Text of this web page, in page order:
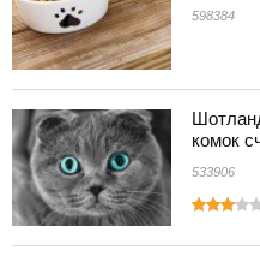
598384
комок
533906